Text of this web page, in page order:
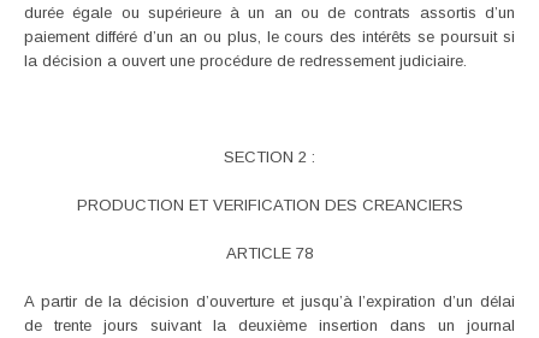
durée égale ou supérieure à un an ou de contrats assortis d’un
paiement différé d’un an ou plus, le cours des intérêts se poursuit si
la décision a ouvert une procédure de redressement judiciaire.
SECTION 2 :
PRODUCTION ET VERIFICATION DES CREANCIERS
ARTICLE 78
A partir de la décision d’ouverture et jusqu’à l’expiration d’un délai
de trente jours suivant la deuxième insertion dans un journal